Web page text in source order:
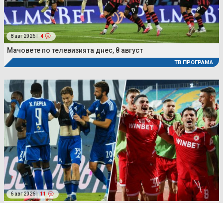
8 авг 2026 | 4
Мачовете по телевизията днес, 8 август
ТВ ПРОГРАМА
6 авг 2026 | 11